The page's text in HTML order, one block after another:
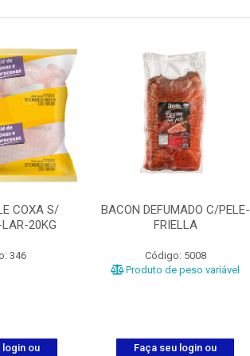
COXA S/
20KG
346
login ou
BACON DEFUMADO C/PELE-
FRIELLA
Código: 5008
Produto de peso variável
Faça seu login ou